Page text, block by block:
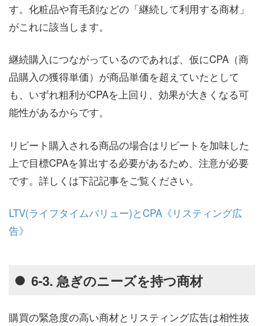
す。化粧品や育毛剤などの「継続して利用する商材」
がこれに該当します。
継続購入につながっているのであれば、仮にCPA（商
品購入の獲得単価）が商品単価を超えていたとして
も、いずれ粗利がCPAを上回り、効果が大きくなる可
能性があるからです。
リピート購入される商品の場合はリピートを加味した
上で目標CPAを算出する必要があるため、注意が必要
です。詳しくは下記記事をご覧ください。
LTV(ライフタイムバリュー)とCPA《リスティング広
告》
6-3. 急ぎのニーズを持つ商材
購買の緊急度の高い商材とリスティング広告は相性抜